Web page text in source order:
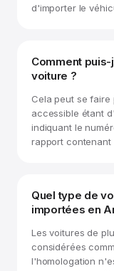
d'importer le
Comment
voiture ?
Cela peut se faire
accessible étant
indiquant le
rapport contenant
Quel type de
importées en
Les voitures de
considérées
l'homologation